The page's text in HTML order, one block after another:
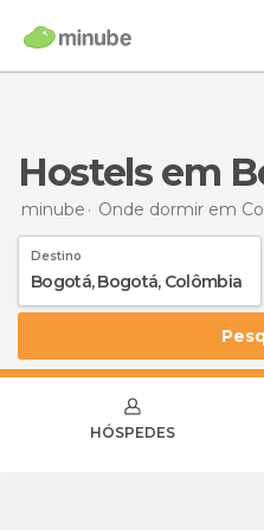
Hostels em
minube Onde dormir em
Destino
HÓSPEDES